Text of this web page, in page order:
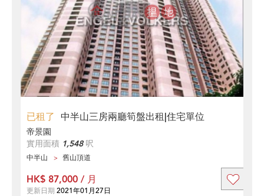
已租了 中半山三房兩廳筍盤出租|住宅單位
帝景園
實用面積 1,548呎
中半山 舊山頂道
HK$ 87,000 / 月
更新日期 2021年01月27日